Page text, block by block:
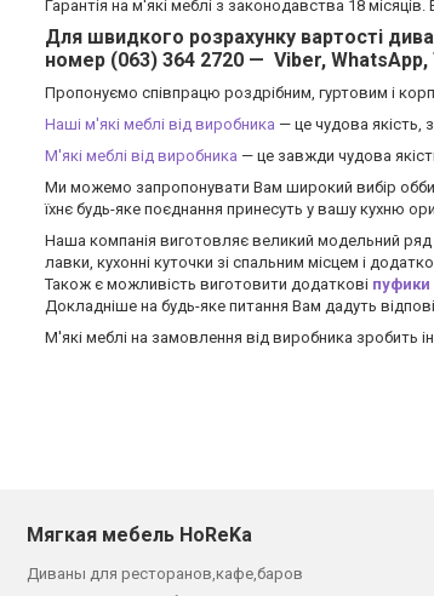
Гарантія на м'які меблі з законодавства 18
Для швидкого розрахунку вартості
номер (063) 364 2720 — Viber,
Пропонуємо співпрацю роздрібним, гуртовим і
Наші м'які меблі від виробника — це чудова якість,
М'які меблі від виробника — це завжди чудова
Ми можемо запропонувати Вам широкий вибір
їхнє будь-яке поєднання принесуть у вашу кухню
Наша компанія виготовляє великий модельний ряд
лавки, кухонні куточки зі спальним місцем і
Також є можливість виготовити додаткові пуфики
Докладніше на будь-яке питання Вам дадуть
М'які меблі на замовлення від виробника зробить
Мягкая мебель HoReKa
Диваны для ресторанов,кафе,баров